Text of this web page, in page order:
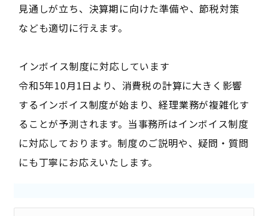
見通しが立ち、決算期に向けた準備や、節税対策
なども適切に行えます。
――インボイス制度に対応しています――
令和5年10月1日より、消費税の計算に大きく影響
するインボイス制度が始まり、経理業務が複雑化す
ることが予測されます。当事務所はインボイス制度
に対応しております。制度のご説明や、疑問・質問
にも丁寧にお応えいたします。